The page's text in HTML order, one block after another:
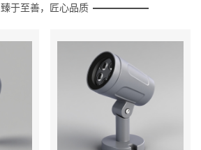
臻于至善，匠心品质